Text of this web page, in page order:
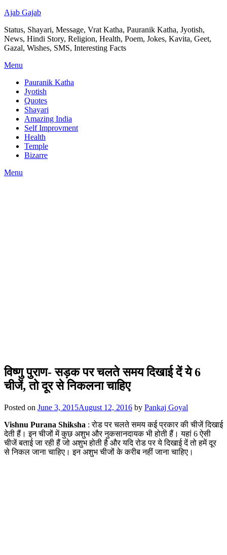
Ajab Gajab
Status, Shayari, Message, Vrat Katha, Pauranik Katha, Jyotish,
News, Hindi Story, Religion, Health, Poem, Jokes, Kavita, Geet,
Gazal, Wishes, SMS, Interesting Facts
Menu
Pauranik Katha
Jyotish
Quotes
Shayari
Amazing India
Self Improvment
Health
Temple
Bizarre
Menu
विष्णु पुराण- सड़क पर चलते समय दिखाई दें ये 6
चीजें, तो दूर से निकलना चाहिए
Posted on June 3, 2015August 12, 2016 by Pankaj Goyal
Vishnu Purana Shiksha : रोड पर चलते समय कई प्रकार की चीजें दिखाई
देती हैं। इन चीजों में कुछ अशुभ और नुकसानदायक भी होती हैं। यहां 6 ऐसी
चीजें बताई जा रही हैं जो अशुभ होती है और यदि रोड पर ये दिखाई दें तो हमें दूर
से निकल जाना चाहिए। इन अशुभ चीजों के करीब नहीं जाना चाहिए।